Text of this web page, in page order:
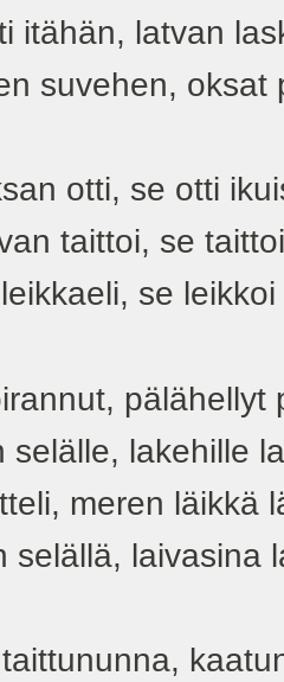
itähän, latvan
suvehen, oksat
otti, se otti
taittoi, se
se
pälähellyt
selälle, lakehille
meren läikkä
selällä, laivasina